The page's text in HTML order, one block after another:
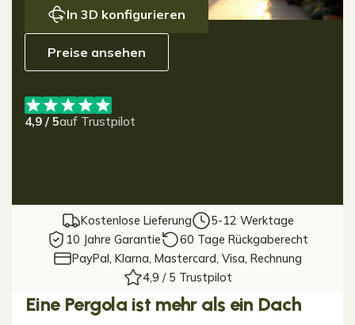
In 3D konfigurieren
Preise ansehen
4,9 / 5auf Trustpilot
Kostenlose Lieferung
5-12 Werktage
10 Jahre Garantie
60 Tage Rückgaberecht
PayPal, Klarna, Mastercard, Visa, Rechnung
4,9 / 5 Trustpilot
Eine Pergola ist mehr als ein Dach